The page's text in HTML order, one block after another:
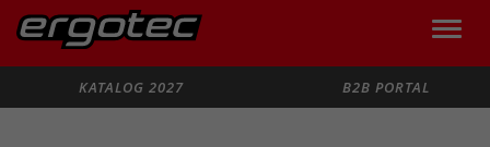
Toggle
KATALOG 2027
B2B PORTAL